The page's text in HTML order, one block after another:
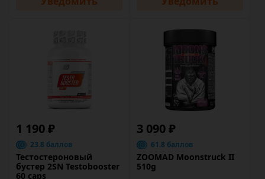
1 190 ₽
23.8 баллов
Тестостероновый
бустер 2SN Testobooster
60 caps
3 090 ₽
61.8 баллов
ZOOMAD Moonstruck II
510g